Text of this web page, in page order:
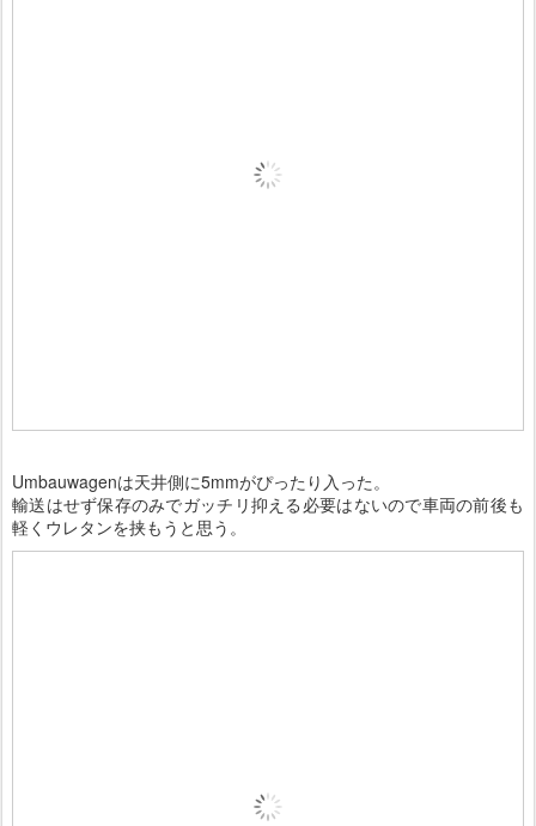
Umbauwagenは天井側に5mmがぴったり入った。
輸送はせず保存のみでガッチリ抑える必要はないので車両の前後も
軽くウレタンを挟もうと思う。